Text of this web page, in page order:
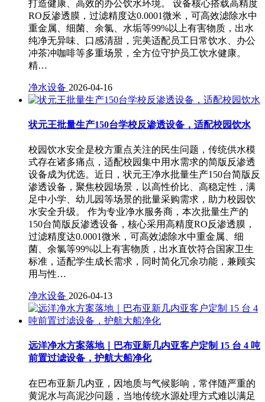
打造健康、高效的办公饮水环境。 设备核心搭载高精度
RO反渗透膜，过滤精度达0.0001微米，可高效滤除水中
重金属、细菌、余氯、水垢等99%以上有害物质，出水
纯净无异味、口感清甜，完美适配员工日常饮水、办公
冲茶冲咖啡等多重场景，全方位守护员工饮水健康。
精…
净水设备 2026-04-16
状元王批量生产150台学校反渗透设备，适配校园饮水
校园饮水安全是校方重点关注的民生问题，传统供水模
式存在诸多痛点，适配校园集中用水需求的简版反渗透
设备成为优选。近日，状元王净水批量生产150台简版反
渗透设备，聚焦校园场景，以高性价比、高稳定性，满
足中小学、幼儿园等场景的批量采购需求，助力校园饮
水安全升级。 作为专业净水服务商，本次批量生产的
150台简版反渗透设备，核心采用高精度RO反渗透膜，
过滤精度达0.0001微米，可高效滤除水中重金属、细
菌、余氯等99%以上有害物质，出水直饮符合国家卫生
标准，适配学生成长需求，同时简化冗余功能，兼顾实
用与性…
净水设备 2026-04-13
远洋净水方案落地｜巴布亚新几内亚客户定制 15 台 4 吨
前置过滤设备，护航大船净化
在巴布亚新几内亚，因地质与气候影响，常伴随严重的
黄泥水与高泥沙问题，当地传统水源处理方式难以满足